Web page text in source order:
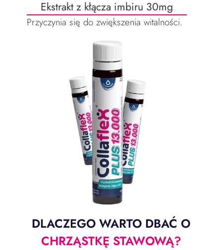
Ekstrakt z kłącza imbiru 30mg
Przyczynia się do zwiększenia witalności.
DLACZEGO WARTO DBAĆ O
CHRZĄSTKĘ STAWOWĄ?